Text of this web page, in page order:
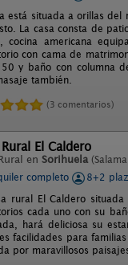
está situada a orillas
La casa consta de
cocina americana
con cama de
y baño con columna
también.
(3 comentarios)
El Caldero
en Sorihuela
completo
8+2
rural El Caldero
cada uno con su
hará deliciosa su
facilidades para
por maravillosos